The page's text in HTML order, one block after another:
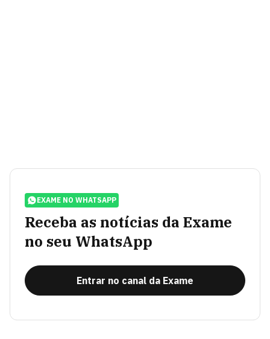
EXAME NO WHATSAPP
Receba as notícias da Exame
no seu WhatsApp
Entrar no canal da Exame